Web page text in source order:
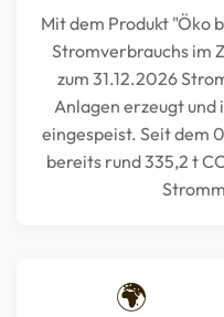
Mit dem Produkt "Öko
Stromverbrauchs im
zum 31.12.2026
Anlagen erzeugt
eingespeist. Seit dem
bereits rund335,2 t
🌍